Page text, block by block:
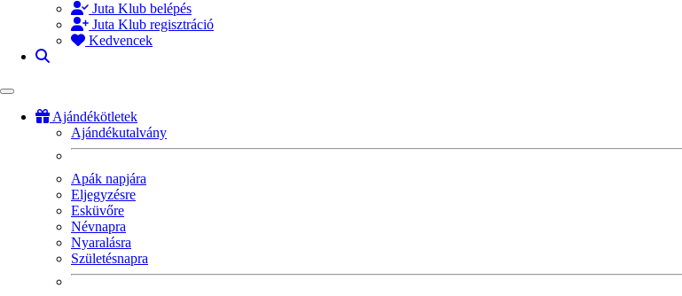
Juta Klub belépés
Juta Klub regisztráció
Kedvencek
Ajándékötletek
Ajándékutalvány
Apák napjára
Eljegyzésre
Esküvőre
Névnapra
Nyaralásra
Születésnapra